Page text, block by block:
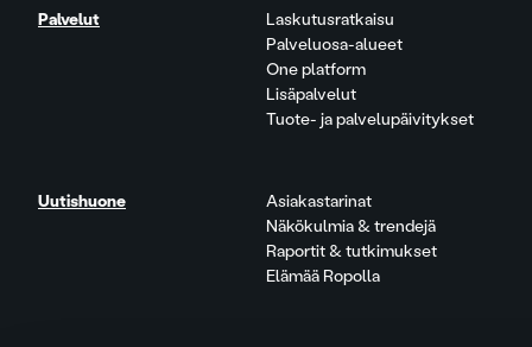
Palvelut
Laskutusratkaisu
Palveluosa-alueet
One platform
Lisäpalvelut
Tuote- ja palvelupäivitykset
Uutishuone
Asiakastarinat
Näkökulmia & trendejä
Raportit & tutkimukset
Elämää Ropolla